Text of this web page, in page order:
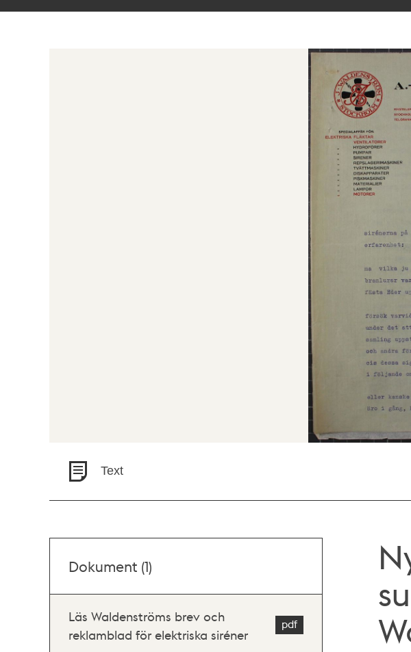
Text
Dokument (1)
Läs Waldenströms brev och
reklamblad för elektriska siréner